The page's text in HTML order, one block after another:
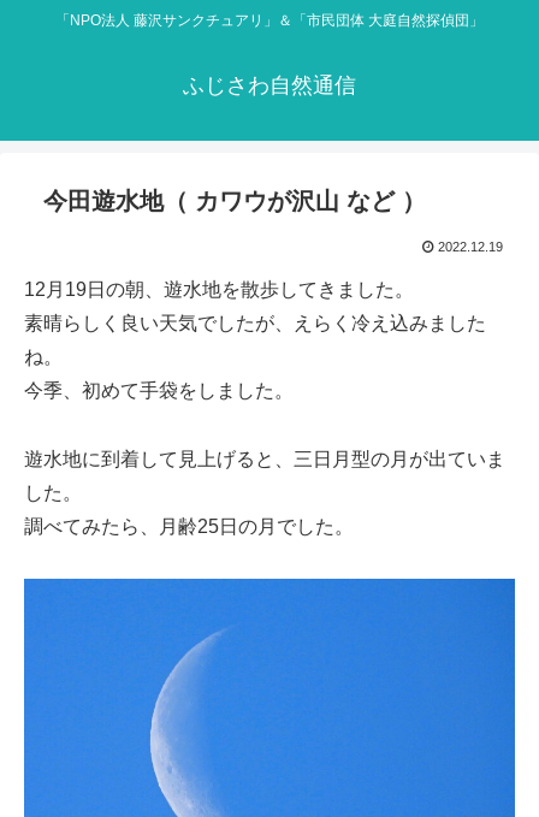
「NPO法人 藤沢サンクチュアリ」＆「市民団体 大庭自然探偵団」
ふじさわ自然通信
今田遊水地（ カワウが沢山 など ）
2022.12.19
12月19日の朝、遊水地を散歩してきました。
素晴らしく良い天気でしたが、えらく冷え込みました
ね。
今季、初めて手袋をしました。
遊水地に到着して見上げると、三日月型の月が出ていま
した。
調べてみたら、月齢25日の月でした。